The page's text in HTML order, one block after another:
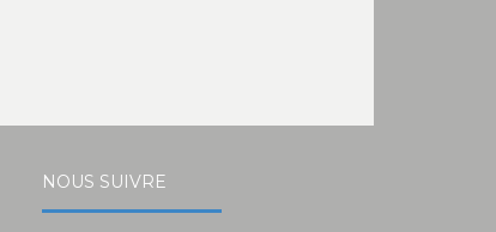
NOUS SUIVRE